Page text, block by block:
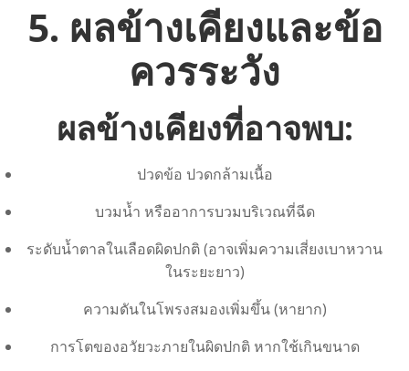
5. ผลข้างเคียงและข้อ
ควรระวัง
ผลข้างเคียงที่อาจพบ:
ปวดข้อ ปวดกล้ามเนื้อ
บวมน้ำ หรืออาการบวมบริเวณที่ฉีด
ระดับน้ำตาลในเลือดผิดปกติ (อาจเพิ่มความเสี่ยงเบาหวาน
ในระยะยาว)
ความดันในโพรงสมองเพิ่มขึ้น (หายาก)
การโตของอวัยวะภายในผิดปกติ หากใช้เกินขนาด